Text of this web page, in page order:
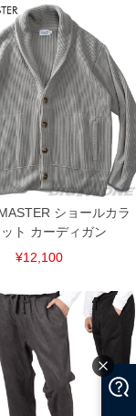
てしまう場合がございま
しあった場合速やかにご
ショールカラ
ト カーディガン
¥12,100